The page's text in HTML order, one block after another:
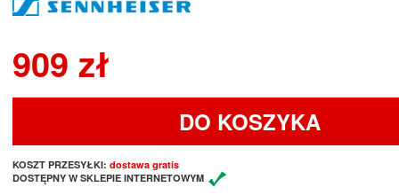
909 zł
DO KOSZYKA
KOSZT PRZESYŁKI: dostawa gratis
DOSTĘPNY W SKLEPIE INTERNETOWYM